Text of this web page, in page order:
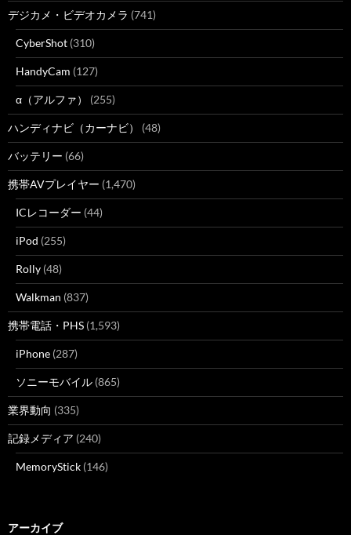
デジカメ・ビデオカメラ (741)
CyberShot (310)
HandyCam (127)
α（アルファ） (255)
ハンディナビ（カーナビ） (48)
バッテリー (66)
携帯AVプレイヤー (1,470)
ICレコーダー (44)
iPod (255)
Rolly (48)
Walkman (837)
携帯電話・PHS (1,593)
iPhone (287)
ソニーモバイル (865)
業界動向 (335)
記録メディア (240)
MemoryStick (146)
アーカイブ